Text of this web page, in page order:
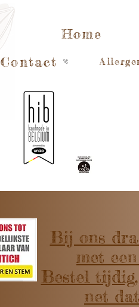
Home
Contact
Bij ons
met
Bestel
net